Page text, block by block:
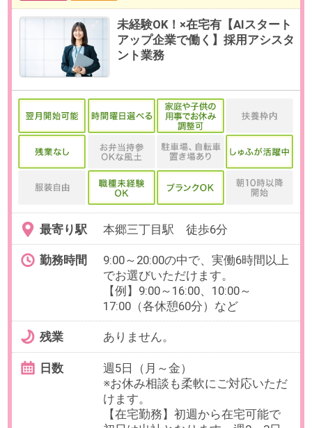
10:00～19:00（休憩60分／実働8時
間）
ありません。
※お休み相談も柔軟にご対応いただ
けます。
就業開始後1ヶ月程度は出社、その
後は週2日程度在宅勤務の相談可
2026/09/01～長期
※開始日はご相談ください。
給与 時給2,100円(交通費全額支給)
必要経験
【必須】経費精算・請求書処理な
どの日次経理実務経験
OAスキル
【必須】Word・Excel（データ入
お仕事番号：100103026